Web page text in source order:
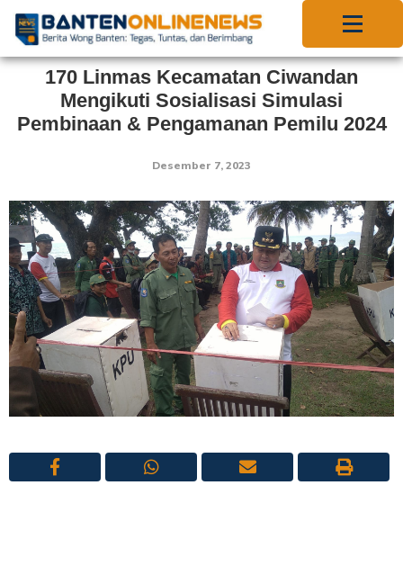
170 Linmas Kecamatan Ciwandan
Mengikuti Sosialisasi Simulasi
Pembinaan & Pengamanan Pemilu 2024
Desember 7, 2023